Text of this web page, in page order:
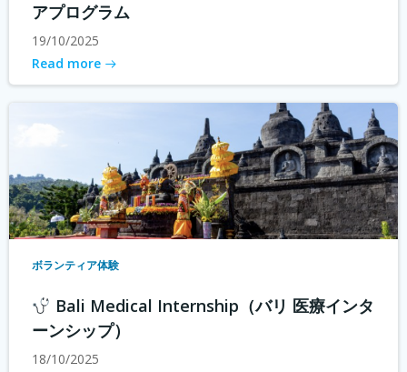
アプログラム
19/10/2025
Read more
ボランティア体験
Bali Medical Internship（バリ 医療インタ
ーンシップ）
18/10/2025